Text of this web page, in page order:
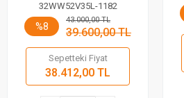
32WW52V35L-1182
%8
43.000,00 TL
39.600,00 TL
Sepetteki Fiyat
38.412,00 TL